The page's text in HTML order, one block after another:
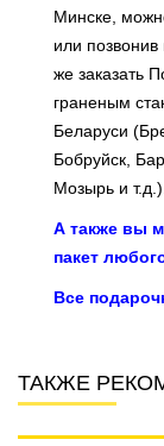
Минске,
или
же заказать
граненым
Беларуси
Бобруйск,
Мозырь и
А также вы
пакет
Все
ТАКЖЕ